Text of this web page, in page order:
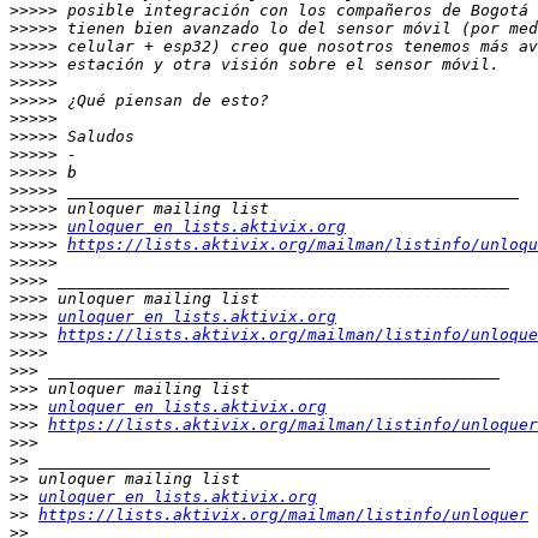
>>>>>
>>>>>
>>>>>
>>>>>
>>>>>
>>>>>
>>>>>
>>>>>
>>>>>
>>>>>
>>>>>
>>>>>
>>>>> unloquer en lists.aktivix.org
>>>>> https://lists.aktivix.org/mailman/listinfo/
>>>>>
>>>>
>>>>
>>>> unloquer en lists.aktivix.org
>>>> https://lists.aktivix.org/mailman/listinfo/
>>>>
>>>
>>>
>>> unloquer en lists.aktivix.org
>>> https://lists.aktivix.org/mailman/listinfo/unloquer
>>>
>>
>>
>> unloquer en lists.aktivix.org
>> https://lists.aktivix.org/mailman/listinfo/unloquer
>>